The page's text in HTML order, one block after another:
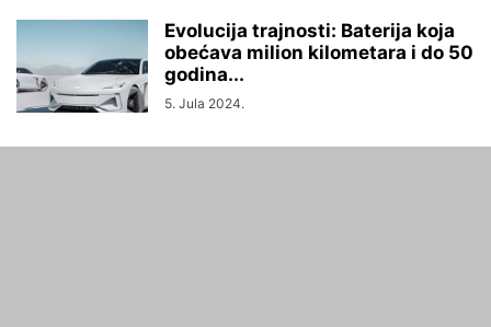
Evolucija trajnosti: Baterija koja
obećava milion kilometara i do 50
godina...
5. Jula 2024.